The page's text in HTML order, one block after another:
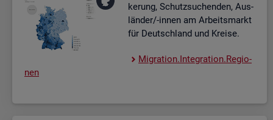
ke­rung, Schutz­su­chen­den, Aus­
län­der/-innen am Ar­beits­markt
für Deutsch­land und Krei­se.
Mi­gra­ti­on.In­te­gra­ti­on.Re­gio­
nen